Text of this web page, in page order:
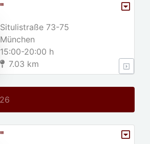
Situlistraße 73-75
München
15:00-20:00 h
7.03 km